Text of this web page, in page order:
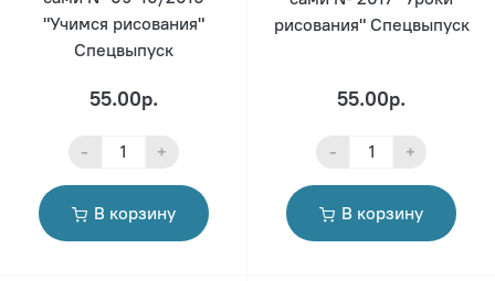
"Учимся рисования"
Спецвыпуск
55.00р.
- +
В корзину
рисования" Спецвыпуск
55.00р.
- +
В корзину